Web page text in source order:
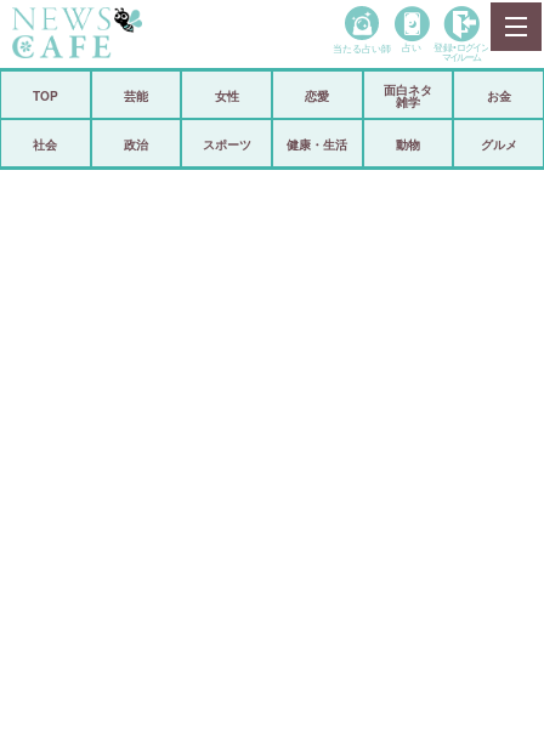
政治
当たる占い師 占い 登録• ログイン
マイルーム
TOP 芸能 女性 恋愛
面白ネタ
雑学
お金
社会 政治 スポーツ 健康・生活 動物 グルメ